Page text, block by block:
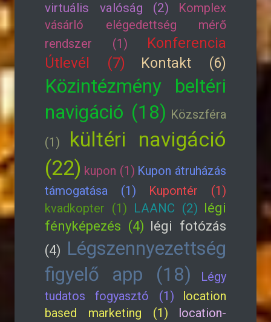
virtuális valóság (2)
Komplex
vásárló elégedettség mérő
rendszer (1)
Konferencia
Útlevél (7)
Kontakt (6)
Közintézmény beltéri
navigáció (18) Közszféra
(1)
kültéri navigáció
(22) kupon (1) Kupon átruházás
támogatása (1)
Kupontér (1)
kvadkopter (1) LAANC (2) légi
fényképezés (4) légi fotózás
(4) Légszennyezettség
figyelő app (18)
Légy
tudatos fogyasztó (1)
location
based marketing (1)
location-